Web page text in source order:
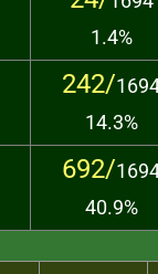
1.4%
242/
14.3%
692/
40.9%